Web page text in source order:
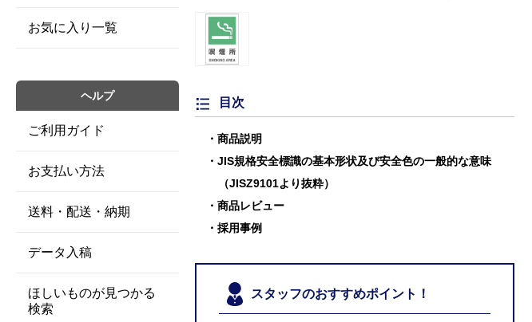
目次
商品説明
JIS規格安全標識の基本形状及び安全色の一般的な意味
（JISZ9101より抜粋）
商品レビュー
採用事例
スタッフのおすすめポイント！
お気に入り一覧
ヘルプ
ご利用ガイド
お支払い方法
送料・配送・納期
データ入稿
ほしいものが見つかる
検索